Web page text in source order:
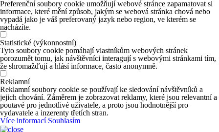
Preferenční soubory cookie umožňují webové stránce zapamatovat si
informace, které mění způsob, jakým se webová stránka chová nebo
vypadá jako je váš preferovaný jazyk nebo region, ve kterém se
nacházíte.
Statistické (výkonnostní)
Tyto soubory cookie pomáhají vlastníkům webových stránek
porozumět tomu, jak návštěvníci interagují s webovými stránkami tím,
že shromažďují a hlásí informace, často anonymně.
Reklamní
Reklamní soubory cookie se používají ke sledování návštěvníků a
jejich chování. Záměrem je zobrazovat reklamy, které jsou relevantní a
poutavé pro jednotlivé uživatele, a proto jsou hodnotnější pro
vydavatele a inzerenty třetích stran.
Více informací Souhlasím